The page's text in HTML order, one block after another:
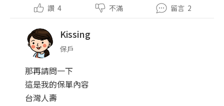
讚 4 不滿 留言 2
Kissing
保戶
那再請問一下
這是我的保單內容
台灣人壽